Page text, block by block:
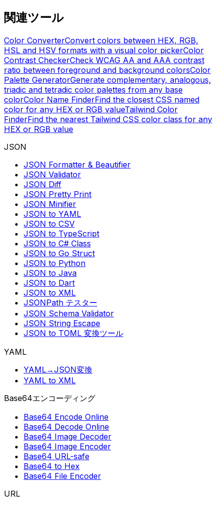
関連ツール
Color ConverterConvert colors between HEX, RGB,
HSL and HSV formats with a visual color pickerColor
Contrast CheckerCheck WCAG AA and AAA contrast
ratio between foreground and background colorsColor
Palette GeneratorGenerate complementary, analogous,
triadic and tetradic color palettes from any base
colorColor Name FinderFind the closest CSS named
color for any HEX or RGB valueTailwind Color
FinderFind the nearest Tailwind CSS color class for any
HEX or RGB value
JSON
JSON Formatter & Beautifier
JSON Validator
JSON Diff
JSON Pretty Print
JSON Minifier
JSON to YAML
JSON to CSV
JSON to TypeScript
JSON to C# Class
JSON to Go Struct
JSON to Python
JSON to Java
JSON to Dart
JSON to XML
JSONPath テスター
JSON Schema Validator
JSON String Escape
JSON to TOML 変換ツール
YAML
YAML→JSON変換
YAML to XML
Base64エンコーディング
Base64 Encode Online
Base64 Decode Online
Base64 Image Decoder
Base64 Image Encoder
Base64 URL-safe
Base64 to Hex
Base64 File Encoder
URL